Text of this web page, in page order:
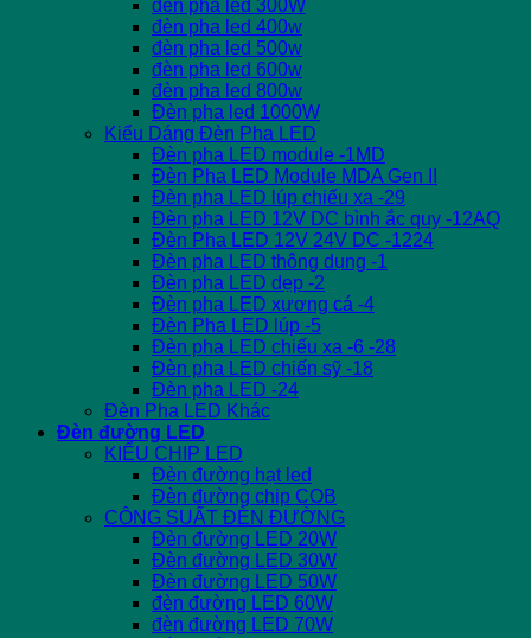
đèn pha led 300W
đèn pha led 400w
đèn pha led 500w
đèn pha led 600w
đèn pha led 800w
Đèn pha led 1000W
Kiểu Dáng Đèn Pha LED
Đèn pha LED module -1MD
Đèn Pha LED Module MDA Gen II
Đèn pha LED lúp chiếu xa -29
Đèn pha LED 12V DC bình ắc quy -12AQ
Đèn Pha LED 12V 24V DC -1224
Đèn pha LED thông dụng -1
Đèn pha LED dẹp -2
Đèn pha LED xương cá -4
Đèn Pha LED lúp -5
Đèn pha LED chiếu xa -6 -28
Đèn pha LED chiến sỹ -18
Đèn pha LED -24
Đèn Pha LED Khác
Đèn đường LED
KIỂU CHIP LED
Đèn đường hạt led
Đèn đường chip COB
CÔNG SUẤT ĐÈN ĐƯỜNG
Đèn đường LED 20W
Đèn đường LED 30W
Đèn đường LED 50W
đèn đường LED 60W
đèn đường LED 70W